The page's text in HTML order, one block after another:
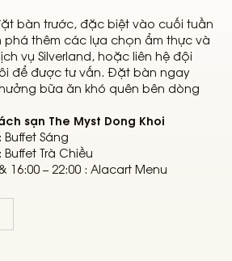
bàn trước, đặc biệt vào cuối tuần
phá thêm các lựa chọn ẩm thực và
vụ Silverland, hoặc liên hệ đội
để được tư vấn. Đặt bàn ngay
bữa ăn khó quên bên dòng
sạn The Myst Dong Khoi
Buffet Sáng
Buffet Trà Chiều
16:00 – 22:00 : Alacart Menu